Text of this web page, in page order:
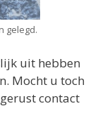
gelegd.
uit hebben
Mocht u toch
contact